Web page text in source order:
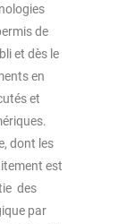
de
et dès le
en
et
dont les
est
des
par